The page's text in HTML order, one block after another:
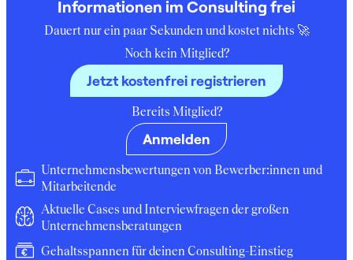
Werkstudent:in
9.600 € -
14.400 €
12.000 €
Intern Transaction
12.000 € -
12.000 €
12.000 €
Finance&Risk
14.400 € -
Consultant Trainee
18.000 €
Praktikant
18.000 € -
18.000 €
Informationen im Consulting frei
Dauert nur ein paar Sekunden und kostet nichts 🚀
Noch kein Mitglied?
Jetzt kostenfrei registrieren
Bereits Mitglied?
Anmelden
Unternehmensbewertungen von Bewerber:innen und
Mitarbeitende
Aktuelle Cases und Interviewfragen der großen
Unternehmensberatungen
Gehaltsspannen für deinen Consulting-Einstieg